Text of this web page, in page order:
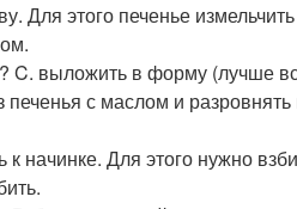
Для этого печенье
C. выложить в форму (лучше
с маслом и
начинке. Для этого нужно